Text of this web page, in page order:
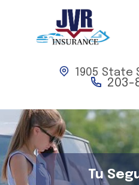
1905 State
203-
Tu